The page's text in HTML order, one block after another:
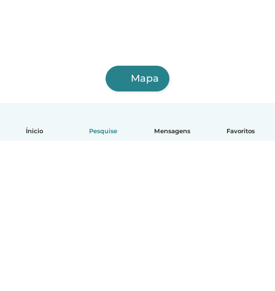
Ínicio Pesquise Mensagens Favoritos
Mapa